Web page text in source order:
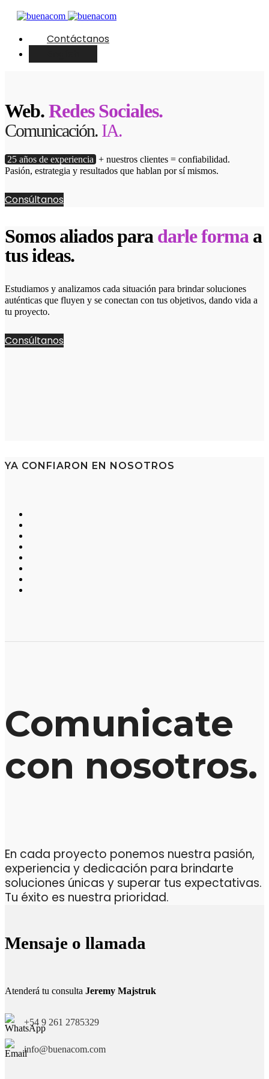
Contáctanos
Web.Redes Sociales.
Comunicación. IA.
25 años de experiencia + nuestros clientes = confiabilidad.
Pasión, estrategia y resultados que hablan por sí mismos.
Consúltanos
Somos aliados para darle forma a
tus ideas.
Estudiamos y analizamos cada situación para brindar soluciones
auténticas que fluyen y se conectan con tus objetivos, dando vida a
tu proyecto.
Consúltanos
YA CONFIARON EN NOSOTROS
Comunicate
con nosotros.
En cada proyecto ponemos nuestra pasión,
experiencia y dedicación para brindarte
soluciones únicas y superar tus expectativas.
Tu éxito es nuestra prioridad.
Mensaje o llamada
Atenderá tu consulta Jeremy Majstruk
+54 9 261 2785329
info@buenacom.com